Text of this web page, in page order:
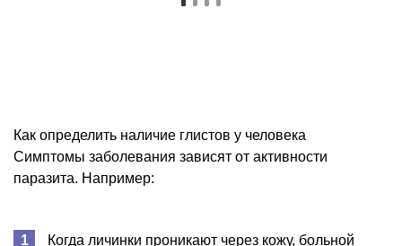
Как определить наличие глистов у человека
Симптомы заболевания зависят от активности
паразита. Например:
Когда личинки проникают через кожу, больной